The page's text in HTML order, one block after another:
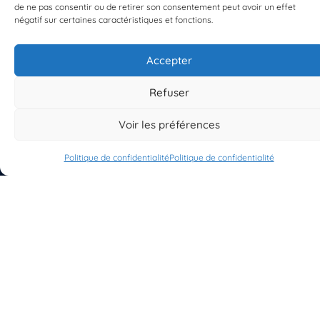
de ne pas consentir ou de retirer son consentement peut avoir un effet
négatif sur certaines caractéristiques et fonctions.
Accepter
Refuser
Voir les préférences
Politique de confidentialitéPolitique de confidentialité
S'INSCRIRE À LA NEWSLETTER
PLANÈTE MER